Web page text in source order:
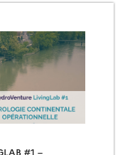
#1 –